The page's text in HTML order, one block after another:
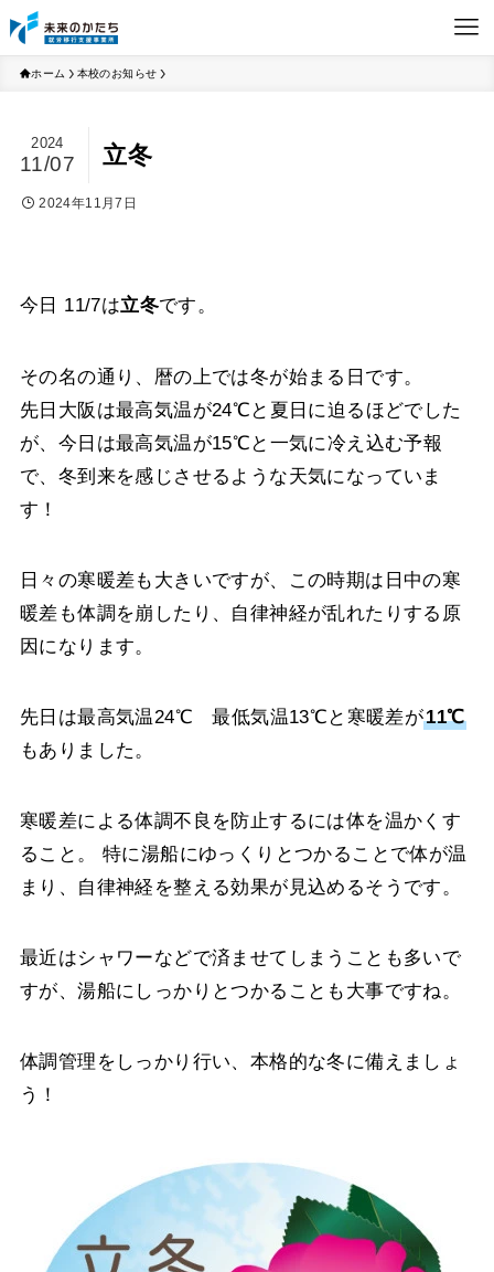
ホーム 本校のお知らせ
立冬
2024
11/07
2024年11月7日
今日 11/7は立冬です。
その名の通り、暦の上では冬が始まる日です。
先日大阪は最高気温が24℃と夏日に迫るほどでした
が、今日は最高気温が15℃と一気に冷え込む予報
で、冬到来を感じさせるような天気になっていま
す！
日々の寒暖差も大きいですが、この時期は日中の寒
暖差も体調を崩したり、自律神経が乱れたりする原
因になります。
先日は最高気温24℃ 最低気温13℃と寒暖差が11℃
もありました。
寒暖差による体調不良を防止するには体を温かくす
ること。 特に湯船にゆっくりとつかることで体が温
まり、自律神経を整える効果が見込めるそうです。
最近はシャワーなどで済ませてしまうことも多いで
すが、湯船にしっかりとつかることも大事ですね。
体調管理をしっかり行い、本格的な冬に備えましょ
う！